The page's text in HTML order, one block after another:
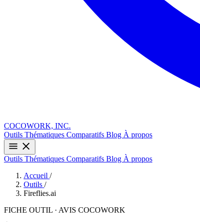
COCOWORK, INC.
Outils Thématiques Comparatifs Blog À propos
Outils Thématiques Comparatifs Blog À propos
Accueil /
Outils /
Fireflies.ai
FICHE OUTIL · AVIS COCOWORK